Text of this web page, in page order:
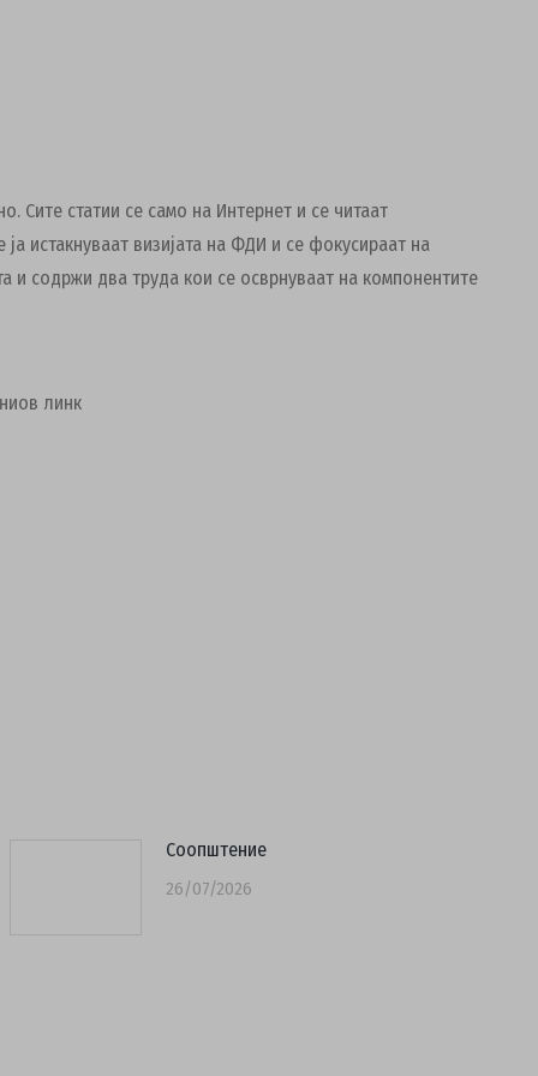
Сите статии се само на Интернет и се читаат
ја истакнуваат визијата на ФДИ и се фокусираат на
и содржи два труда кои се осврнуваат на компонентите
линк
Соопштение
26/07/2026